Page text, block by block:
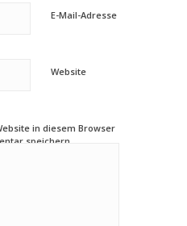
E-Mail-Adresse
Website
in diesem Browser
speichern.